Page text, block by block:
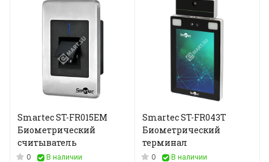
Smartec ST-FR015EM
Биометрический
считыватель
0
В наличии
Smartec ST-FR043T
Биометрический
терминал
0
В наличии